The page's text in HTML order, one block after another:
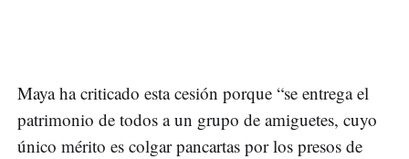
Maya ha criticado esta cesión porque “se entrega el
patrimonio de todos a un grupo de amiguetes, cuyo
único mérito es colgar pancartas por los presos de